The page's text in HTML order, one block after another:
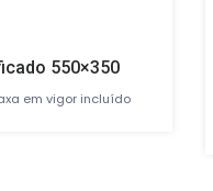
550×350
em vigor incluído